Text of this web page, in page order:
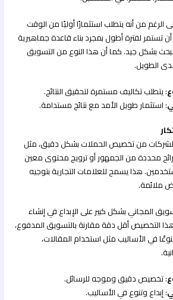
الرغم من أنه يتطلب استثمارًا أوليًا من الوقت
أن تستمر لفترة أطول بمجرد بناء قاعدة جماهيرية
بشكل جيد. كما أن هذا النوع من التسويق
الطويل.
: يتطلب تكاليف مستمرة لتحقيق النتائج.
: استثمار طويل الأمد مع نتائج مستدامة.
من تخصيص الحملات بشكل دقيق، مثل
محددة من الجمهور أو ترويج محتوى معين
هذا يسمح للعلامات التجارية بتوجيه
ملائمة.
المجاني بشكل كبير على الإبداع في إنشاء
التخصيص أقل دقة مقارنة بالتسويق المدفوع،
في الأساليب مثل استخدام المقالات،
: تخصيص دقيق وموجه للرسائل.
: إبداع وتنوع في الأساليب.